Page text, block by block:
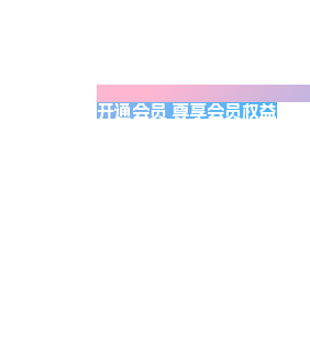
开通会员 尊享会员权益